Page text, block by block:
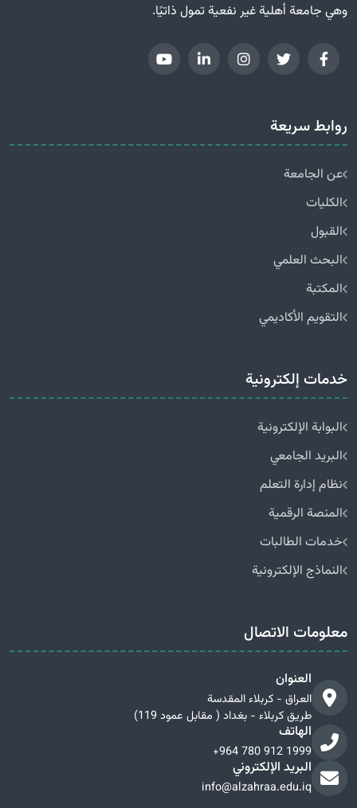
وهي جامعة أهلية غير نفعية تمول ذاتيًا.
روابط سريعة
عن الجامعة
الكليات
القبول
البحث العلمي
المكتبة
التقويم الأكاديمي
خدمات إلكترونية
البوابة الإلكترونية
البريد الجامعي
نظام إدارة التعلم
المنصة الرقمية
خدمات الطالبات
النماذج الإلكترونية
معلومات الاتصال
العنوان
العراق - كربلاء المقدسة
طريق كربلاء - بغداد ( مقابل عمود 119)
الهاتف
+964 780 912 1999
البريد الإلكتروني
info@alzahraa.edu.iq